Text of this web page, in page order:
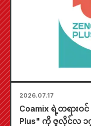
2026.07.17
Coamix ရဲ့တရားဝ
Plus" ကို ဇူလိုင်လ ၁၇